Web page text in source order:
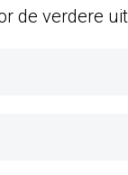
de verdere